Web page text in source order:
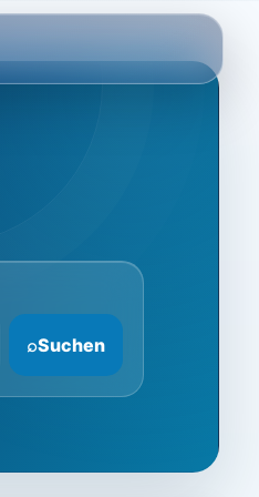
⌕Suchen